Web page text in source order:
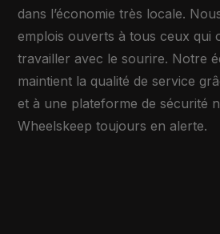
dans l’économie très locale.
emplois ouverts à tous ceux qui
travailler avec le sourire. Notre
maintient la qualité de service
et à une plateforme de sécurité
Wheelskeep toujours en alerte.